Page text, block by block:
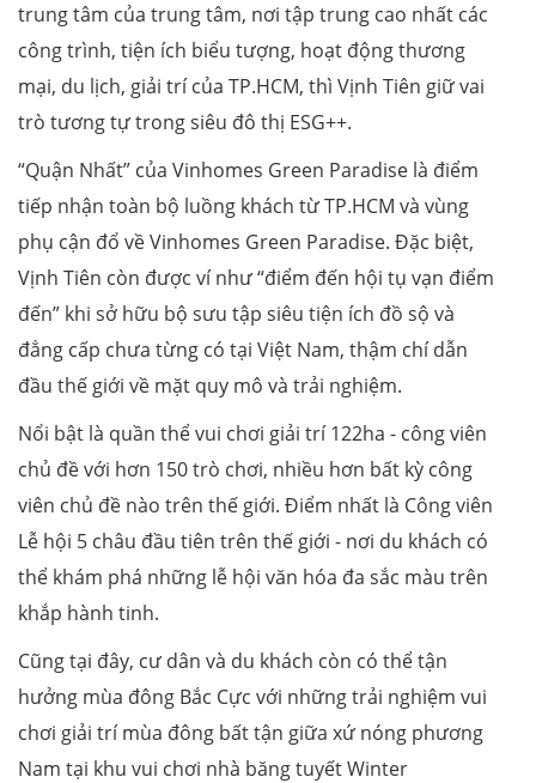
trung tâm của trung tâm, nơi tập trung cao nhất các
công trình, tiện ích biểu tượng, hoạt động thương
mại, du lịch, giải trí của TP.HCM, thì Vịnh Tiên giữ vai
trò tương tự trong siêu đô thị ESG++.
“Quận Nhất” của Vinhomes Green Paradise là điểm
tiếp nhận toàn bộ luồng khách từ TP.HCM và vùng
phụ cận đổ về Vinhomes Green Paradise. Đặc biệt,
Vịnh Tiên còn được ví như “điểm đến hội tụ vạn điểm
đến” khi sở hữu bộ sưu tập siêu tiện ích đồ sộ và
đẳng cấp chưa từng có tại Việt Nam, thậm chí dẫn
đầu thế giới về mặt quy mô và trải nghiệm.
Nổi bật là quần thể vui chơi giải trí 122ha - công viên
chủ đề với hơn 150 trò chơi, nhiều hơn bất kỳ công
viên chủ đề nào trên thế giới. Điểm nhất là Công viên
Lễ hội 5 châu đầu tiên trên thế giới - nơi du khách có
thể khám phá những lễ hội văn hóa đa sắc màu trên
khắp hành tinh.
Cũng tại đây, cư dân và du khách còn có thể tận
hưởng mùa đông Bắc Cực với những trải nghiệm vui
chơi giải trí mùa đông bất tận giữa xứ nóng phương
Nam tại khu vui chơi nhà băng tuyết Winter